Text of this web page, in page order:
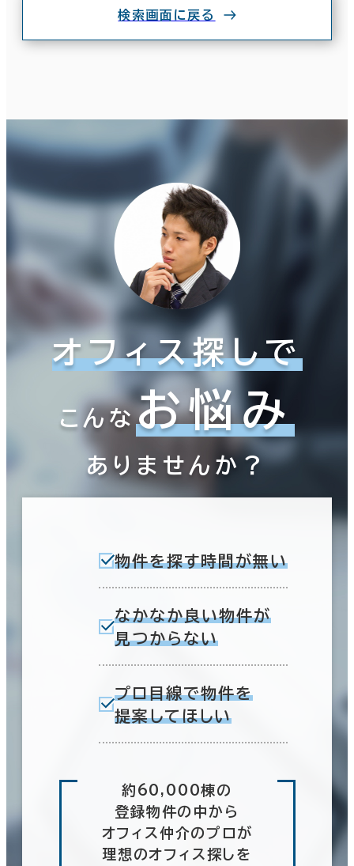
検索画面に戻る
オフィス探しで
こんなお悩み
ありませんか？
物件を探す時間が無い
なかなか良い物件が
見つからない
プロ目線で物件を
提案してほしい
約60,000棟の
登録物件の中から
オフィス仲介のプロが
理想のオフィス探しを